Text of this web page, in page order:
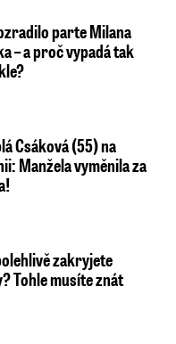
parte Milana
– a proč vypadá tak
Csáková (55) na
Manžela vyměnila za
zakryjete
Tohle musíte znát